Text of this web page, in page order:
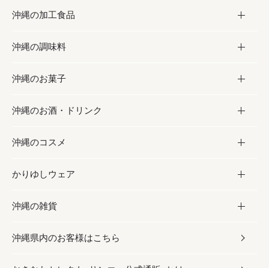
お取り寄せグルメ
フルーツ・野菜
お肉
海産物
沖縄の加工食品
加工食品
缶詰／パウチ
沖縄料理
沖縄そば／乾麺
レトルト食品
乾物／粉類
沖縄の調味料
調味料
砂糖／黒砂糖
塩
お酢／ドレッシング
しょうゆ
みそ
沖縄のお菓子
お菓子
黒糖
ちんすこう
伝統菓子
スナック
沖縄のお酒・ドリンク
お酒・ドリンク
泡盛
ビール・チューハイ
ワイン・ウィスキー・カクテル
沖縄のコスメ
コスメ
スキンケア
ボディケア
かりゆしウェア
かりゆしウェア
メンズ
沖縄の雑貨
雑貨
沖縄県内のお客様はこちら